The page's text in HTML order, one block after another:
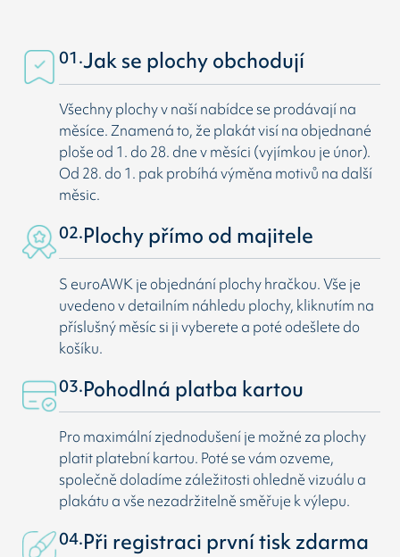
01.Jak se plochy obchodují
Všechny plochy v naší nabídce se prodávají na
měsíce. Znamená to, že plakát visí na objednané
ploše od 1. do 28. dne v měsíci (vyjímkou je únor).
Od 28. do 1. pak probíhá výměna motivů na další
měsic.
02.Plochy přímo od majitele
S euroAWK je objednání plochy hračkou. Vše je
uvedeno v detailním náhledu plochy, kliknutím na
příslušný měsíc si ji vyberete a poté odešlete do
košíku.
03.Pohodlná platba kartou
Pro maximální zjednodušení je možné za plochy
platit platební kartou. Poté se vám ozveme,
společně doladíme záležitosti ohledně vizuálu a
plakátu a vše nezadržitelně směřuje k výlepu.
04.Při registraci první tisk zdarma